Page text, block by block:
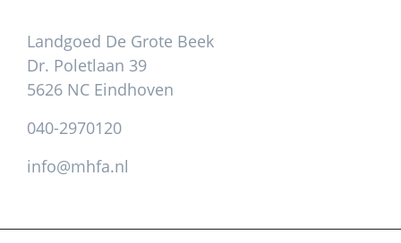
Landgoed De Grote Beek
Dr. Poletlaan 39
5626 NC Eindhoven
040-2970120
info@mhfa.nl